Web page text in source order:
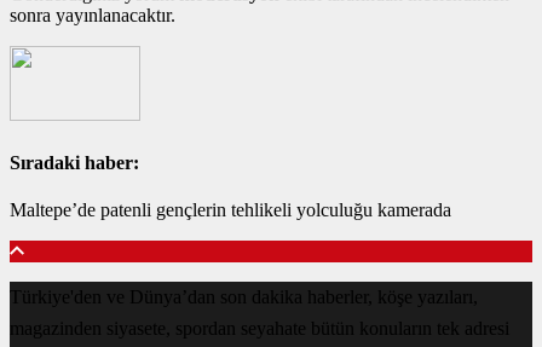
sonra yayınlanacaktır.
Sıradaki haber:
Maltepe’de patenli gençlerin tehlikeli yolculuğu kamerada
Türkiye'den ve Dünya’dan son dakika haberler, köşe yazıları,
magazinden siyasete, spordan seyahate bütün konuların tek adresi